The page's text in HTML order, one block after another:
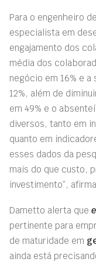
Para o engenheiro
especialista em
engajamento dos
média dos
negócio em 16% e
12%, além de
em 49% e o
diversos, tanto em
quanto em
esses dados da
mais do que custo,
investimento”,
Dametto alerta que
pertinente para
de maturidade em
ainda está